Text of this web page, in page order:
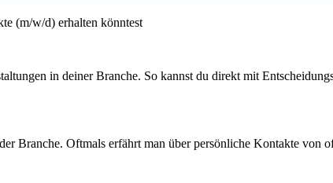
(m/w/d) erhalten könntest
in deiner Branche. So kannst du direkt mit
Branche. Oftmals erfährt man über persönliche Kontakte von